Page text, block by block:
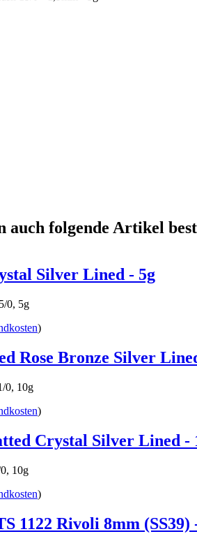
auch folgende Artikel
Silver Lined - 5g
0, 5g
)
Rose Bronze Silver
0, 10g
)
Crystal Silver Lined -
10g
)
1122 Rivoli 8mm (SS39)